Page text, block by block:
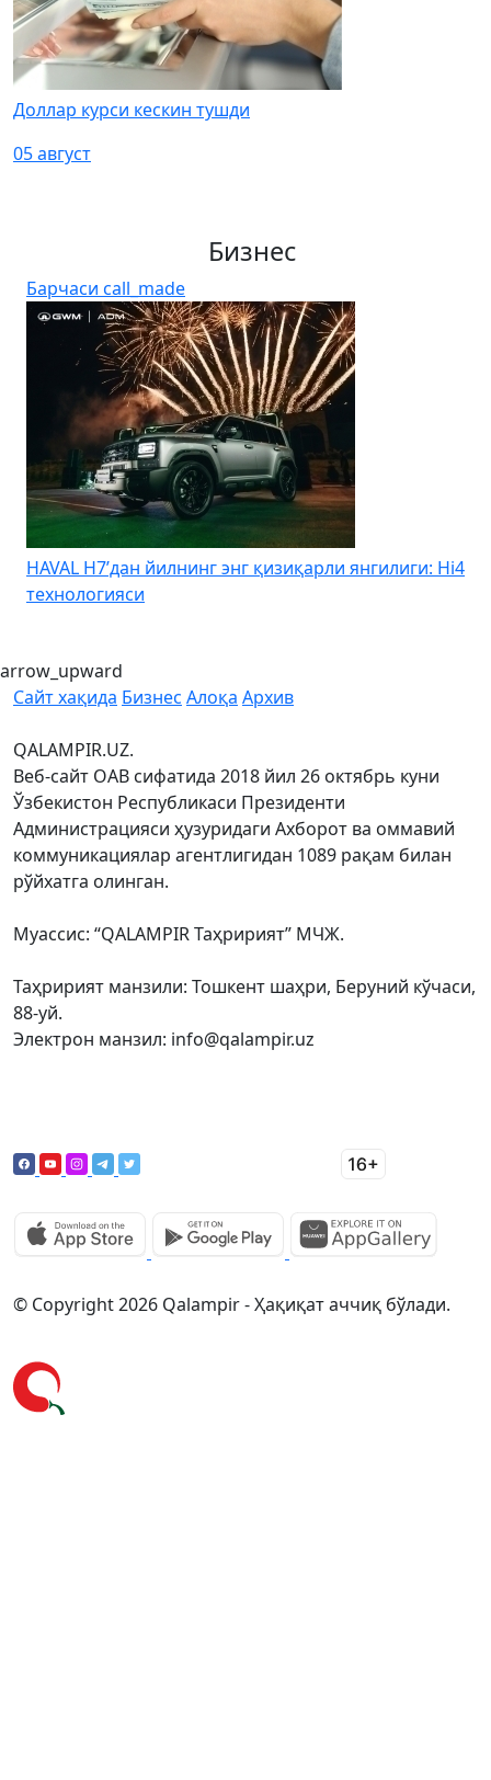
Доллар курси кескин тушди
05 август
Бизнес
Барчаси call_made
HAVAL H7’дан йилнинг энг қизиқарли янгилиги: Hi4
технологияси
arrow_upward
Сайт хақида Бизнес Алоқа Архив
QALAMPIR.UZ.
Веб-сайт ОАВ сифатида 2018 йил 26 октябрь куни
Ўзбекистон Республикаси Президенти
Администрацияси ҳузуридаги Ахборот ва оммавий
коммуникациялар агентлигидан 1089 рақам билан
рўйхатга олинган.
Муассис: “QALAMPIR Таҳририят” МЧЖ.
Таҳририят манзили: Тошкент шаҳри, Беруний кўчаси,
88-уй.
Электрон манзил: info@qalampir.uz
© Copyright 2026 Qalampir - Ҳақиқат аччиқ бўлади.